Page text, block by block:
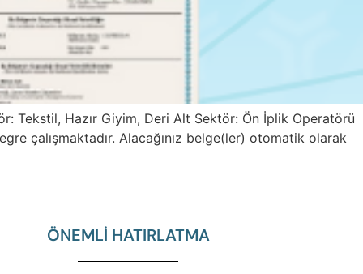
Tekstil, Hazır Giyim, Deri Alt Sektör: Ön İplik Operatörü
çalışmaktadır. Alacağınız belge(ler) otomatik olarak
ÖNEMLİ HATIRLATMA